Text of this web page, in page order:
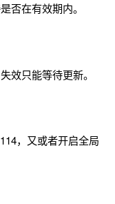
否在有效期内。
效只能等待更新。
，又或者开启全局